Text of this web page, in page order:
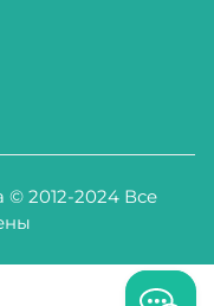
© 2012-2024 Все